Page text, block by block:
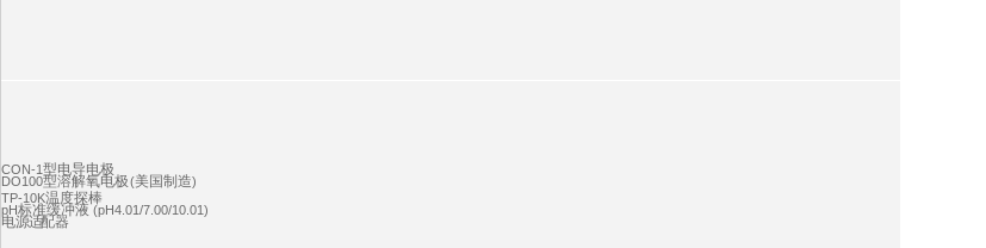
CON-1型电导电极
DO100型溶解氧电极(美国制造)
TP-10K温度探棒
pH标准缓冲液 (pH4.01/7.00/10.01)
电源适配器.